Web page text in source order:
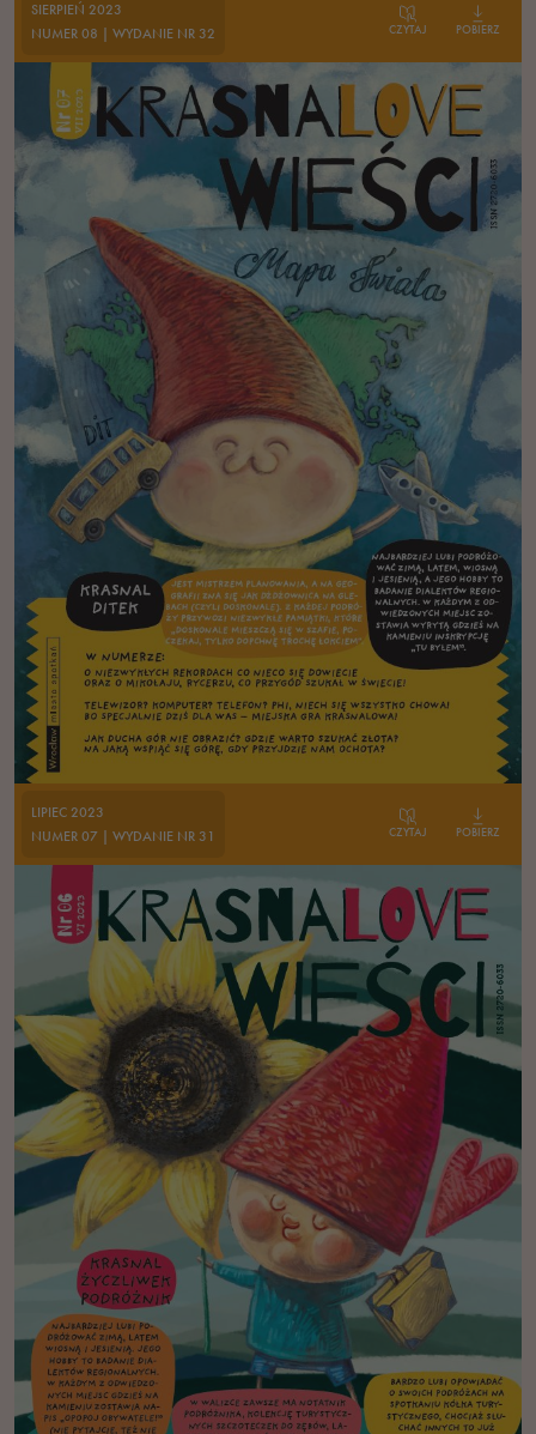
SIERPIEŃ 2023
NUMER 08 | WYDANIE NR 32
CZYTAJ POBIERZ
LIPIEC 2023
NUMER 07 | WYDANIE NR 31
CZYTAJ POBIERZ